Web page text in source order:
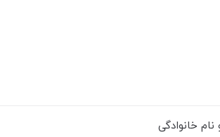
نام خانوادگی